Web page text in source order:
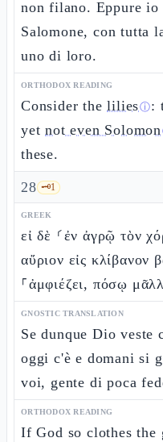
non filano. Eppure io
Salomone, con tutta
uno di loro.
ORTHODOX READING
Consider theliliesⓘ:
yetnot even Solomon
these.
28 🗝️1
GREEK
εἰ δὲ ⸂ἐν ἀγρῷ τὸν
αὔριον εἰς κλίβανον
⸀ἀμφιέζει, πόσῳ
GNOSTIC TRANSLATION
Se dunque Dio veste
oggi c'è e domani si
voi, gente di poca
ORTHODOX READING
If God so clothes